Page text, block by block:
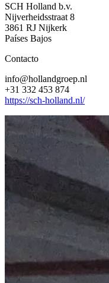
SCH Holland b.v.
Nijverheidsstraat 8
3861 RJ Nijkerk
Países Bajos
Contacto
info@hollandgroep.nl
+31 332 453 874
https://sch-holland.nl/